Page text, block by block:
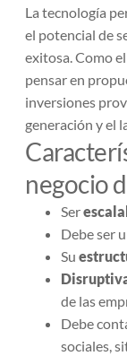
La tecnología
el potencial de
exitosa. Como
pensar en
inversiones
generación y el
negocio
Ser
Debe ser
Su
de las
Debe
sociales,